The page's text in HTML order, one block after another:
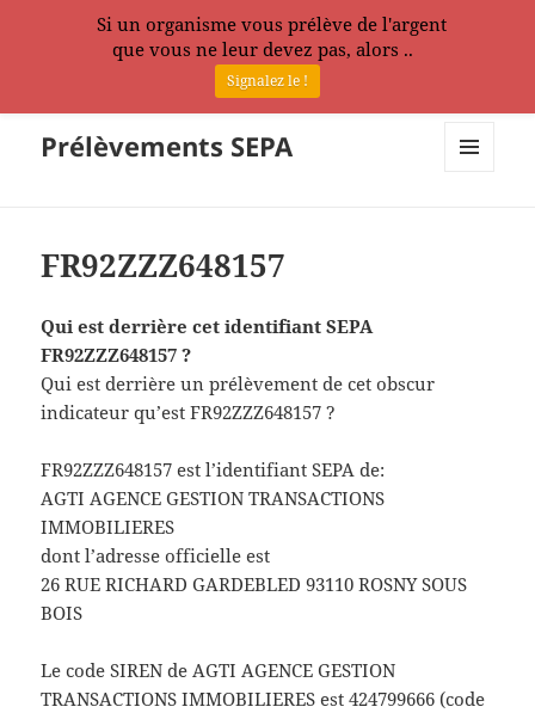
Prélèvements SEPA
FR92ZZZ648157
Qui est derrière cet identifiant SEPA
FR92ZZZ648157 ?
Qui est derrière un prélèvement de cet obscur
indicateur qu’est FR92ZZZ648157 ?
FR92ZZZ648157 est l’identifiant SEPA de:
AGTI AGENCE GESTION TRANSACTIONS
IMMOBILIERES
dont l’adresse officielle est
26 RUE RICHARD GARDEBLED 93110 ROSNY SOUS
BOIS
Le code SIREN de AGTI AGENCE GESTION
TRANSACTIONS IMMOBILIERES est 424799666 (code
Si un organisme vous prélève de l'argent
que vous ne leur devez pas, alors ..
Signalez le !